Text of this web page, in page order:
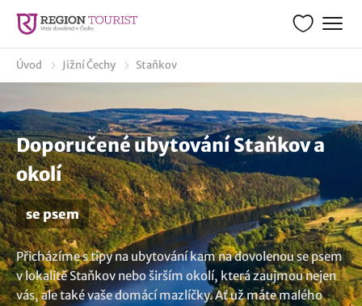
Úvod Jižní Čechy Staňkov
Doporučené ubytování Staňkov a
okolí
se psem
Přicházíme s tipy na ubytování kam na dovolenou se psem
v lokalitě Staňkov nebo širším okolí, která zaujmou nejen
vás, ale také vaše domácí mazlíčky. Ať už máte malého